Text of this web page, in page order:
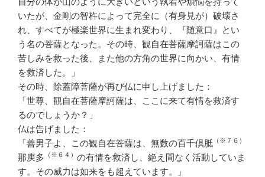
いたが、金剛の智杵によって完全に（有身見が）破壊さ
れ、すべてが極楽世界に生まれ変わり、『随意口』とい
う名の菩薩となった。その時、観自在菩薩摩訶薩はこの
苦しみを救った後、また他の方角の世界に向かい、有情
を救済した。」
その時、除蓋障菩薩が再び仏に申し上げました：
「世尊、観自在菩薩摩訶薩は、ここに来て有情を救済す
るのでしょうか？」
仏は告げました：
「善男子よ、この観自在菩薩は、無数の百千倶胝 （※７６）
那庾多 （※６４） の有情を救済し、絶え間なく活動していま
す。その威力は如来をも超えています。」